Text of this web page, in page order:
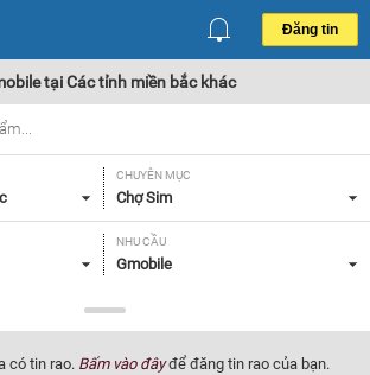
Đăng tin
tại Các tỉnh miền bắc khác
CHUYÊN MỤC
Chợ Sim
NHU CẦU
Gmobile
có tin rao. Bấm vào đâyđể đăng tin rao của bạn.